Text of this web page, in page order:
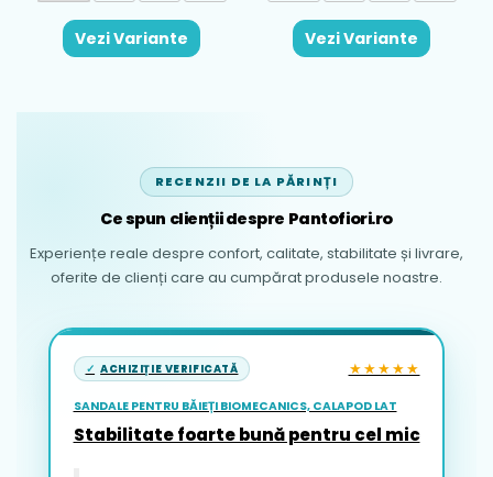
Vezi Variante Vezi Variante
RECENZII DE LA PĂRINȚI
Ce spun clienții despre Pantofiori.ro
Experiențe reale despre confort, calitate, stabilitate și livrare,
oferite de clienți care au cumpărat produsele noastre.
ACHIZIȚIE VERIFICATĂ ★★★★★
SANDALE PENTRU BĂIEȚI BIOMECANICS, CALAPOD LAT
Stabilitate foarte bună pentru cel mic